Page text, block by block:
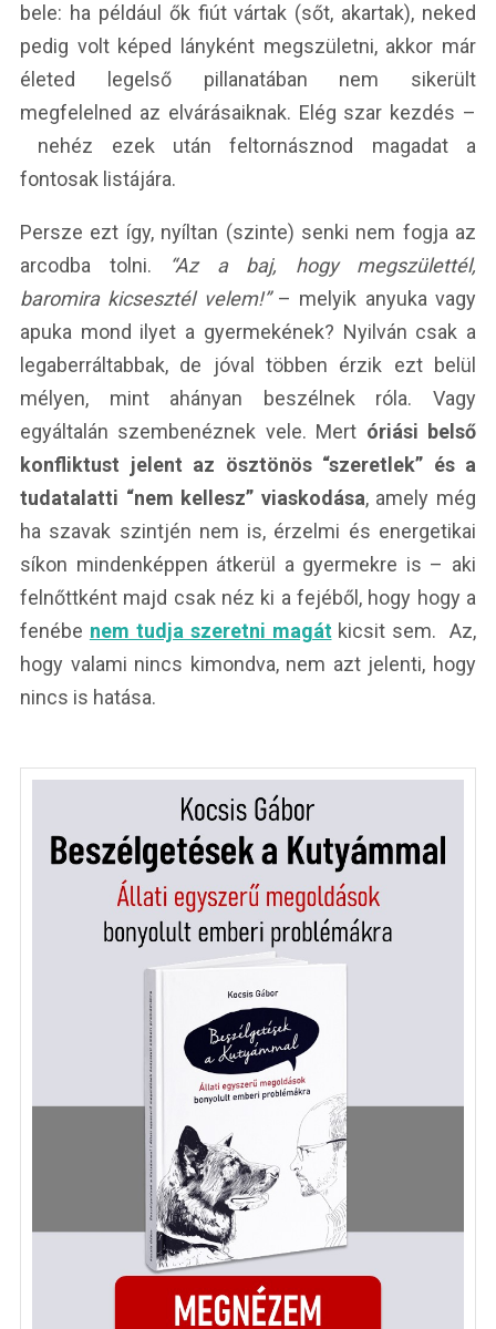
bele: ha például ők fiút vártak (sőt, akartak), neked
pedig volt képed lányként megszületni, akkor már
életed legelső pillanatában nem sikerült
megfelelned az elvárásaiknak. Elég szar kezdés –
nehéz ezek után feltornásznod magadat a
fontosak listájára.
Persze ezt így, nyíltan (szinte) senki nem fogja az
arcodba tolni.
“Az a baj, hogy megszülettél,
baromira kicsesztél velem!”– melyik anyuka vagy
apuka mond ilyet a gyermekének? Nyilván csak a
legaberráltabbak, de jóval többen érzik ezt belül
mélyen, mint ahányan beszélnek róla. Vagy
egyáltalán szembenéznek vele. Mert óriási belső
konfliktust jelent az ösztönös “szeretlek” és a
tudatalatti “nem kellesz” viaskodása, amely még
ha szavak szintjén nem is, érzelmi és energetikai
síkon mindenképpen átkerül a gyermekre is – aki
felnőttként majd csak néz ki a fejéből, hogy hogy a
fenébe nem tudja szeretni magátkicsit sem. Az,
hogy valami nincs kimondva, nem azt jelenti, hogy
nincs is hatása.